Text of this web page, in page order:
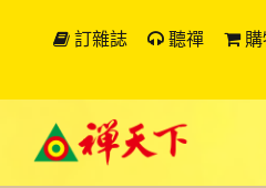
訂雜誌 聽禪 購